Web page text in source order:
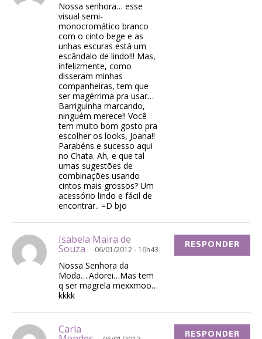
Nossa senhora… esse
visual semi-
monocromático branco
com o cinto bege e as
unhas escuras está um
escândalo de lindo!!! Mas,
infelizmente, como
disseram minhas
companheiras, tem que
ser magérrima pra usar…
Barriguinha marcando,
ninguém merece!! Você
tem muito bom gosto pra
escolher os looks, Joana!!
Parabéns e sucesso aqui
no Chata. Ah, e que tal
umas sugestões de
combinações usando
cintos mais grossos? Um
acessório lindo e fácil de
encontrar.. =D bjo
Isabela Maira de
Souza 06/01/2012 - 16h43
Nossa Senhora da
Moda….Adorei…Mas tem
q ser magrela mexxmoo…
kkkk
RESPONDER
Carla RESPONDER